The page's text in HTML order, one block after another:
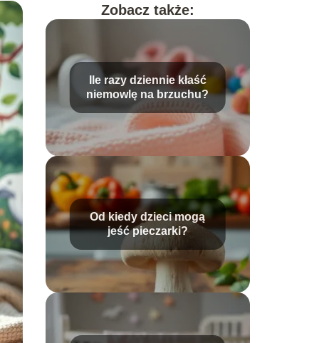
Zobacz także:
Ile razy dziennie kłaść
niemowlę na brzuchu?
Od kiedy dzieci mogą
jeść pieczarki?